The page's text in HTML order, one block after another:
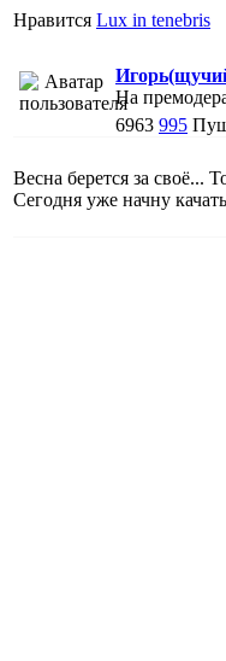
Нравится Lux in tenebris
На
6963 995
Весна берется за своё...
Сегодня уже начну